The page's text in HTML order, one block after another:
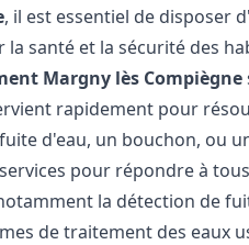
, il est essentiel de disposer
santé et la sécurité des
Margny lès Compiègne
rapidement pour
d'eau, un bouchon, ou
pour répondre à
la détection de
de traitement des eaux